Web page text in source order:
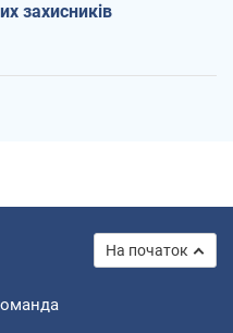
захисників
На початок